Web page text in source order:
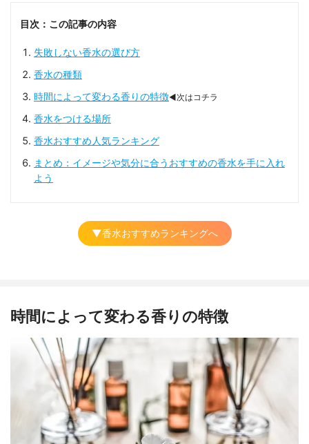
目次：この記事の内容
失敗しない香水の選び方
香水の種類
時間によって変わる香りの特徴◀次はコチラ
香水をつける場所
香水おすすめ人気ランキング
まとめ：イメージや気分に合うおすすめの香水を手に入れ
よう
▼香水おすすめランキングへ
時間によって変わる香りの特徴